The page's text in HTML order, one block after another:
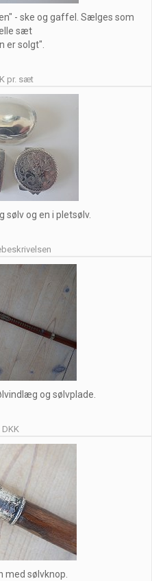
- ske og gaffel. Sælges som
sæt
er solgt".
pr. sæt
sølv og en i pletsølv.
og sølvplade.
DKK
med sølvknop.